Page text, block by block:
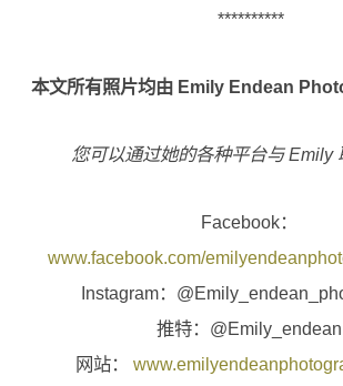
**********
本文所有照片均由 Emily Endean
您可以通过她的各种平台与 Emily
Facebook：
www.facebook.com/
Instagram：
推特：@Emily_endean
网站：